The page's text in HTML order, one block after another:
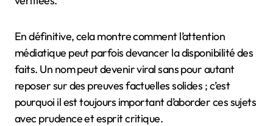
En définitive, cela montre comment l’attention
médiatique peut parfois devancer la disponibilité des
faits. Un nom peut devenir viral sans pour autant
reposer sur des preuves factuelles solides ; c’est
pourquoi il est toujours important d’aborder ces sujets
avec prudence et esprit critique.